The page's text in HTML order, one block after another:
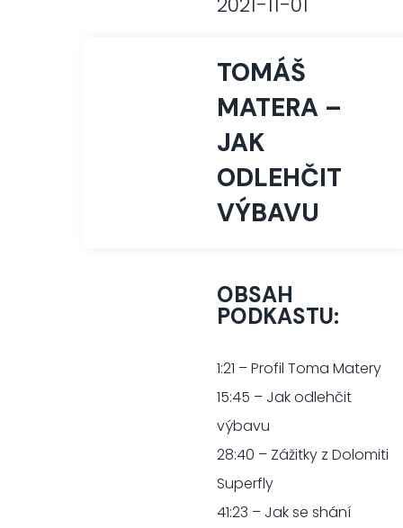
TOMÁŠ
MATERA –
JAK
ODLEHČIT
VÝBAVU
OBSAH
PODKASTU:
1:21 – Profil Toma Matery
15:45 – Jak odlehčit
výbavu
28:40 – Zážitky z Dolomiti
Superfly
41:23 – Jak se shání